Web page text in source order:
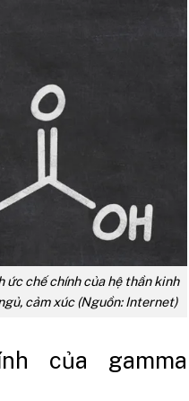
chế chính của hệ thần kinh
cảm xúc (Nguồn: Internet)
của gamma